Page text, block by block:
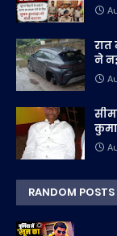
ने
RANDOM POSTS